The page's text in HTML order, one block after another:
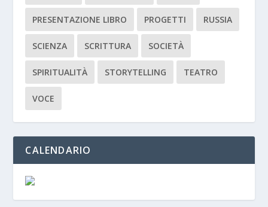
PRESENTAZIONE LIBRO PROGETTI RUSSIA
SCIENZA SCRITTURA SOCIETÀ
SPIRITUALITÀ STORYTELLING TEATRO
VOCE
CALENDARIO